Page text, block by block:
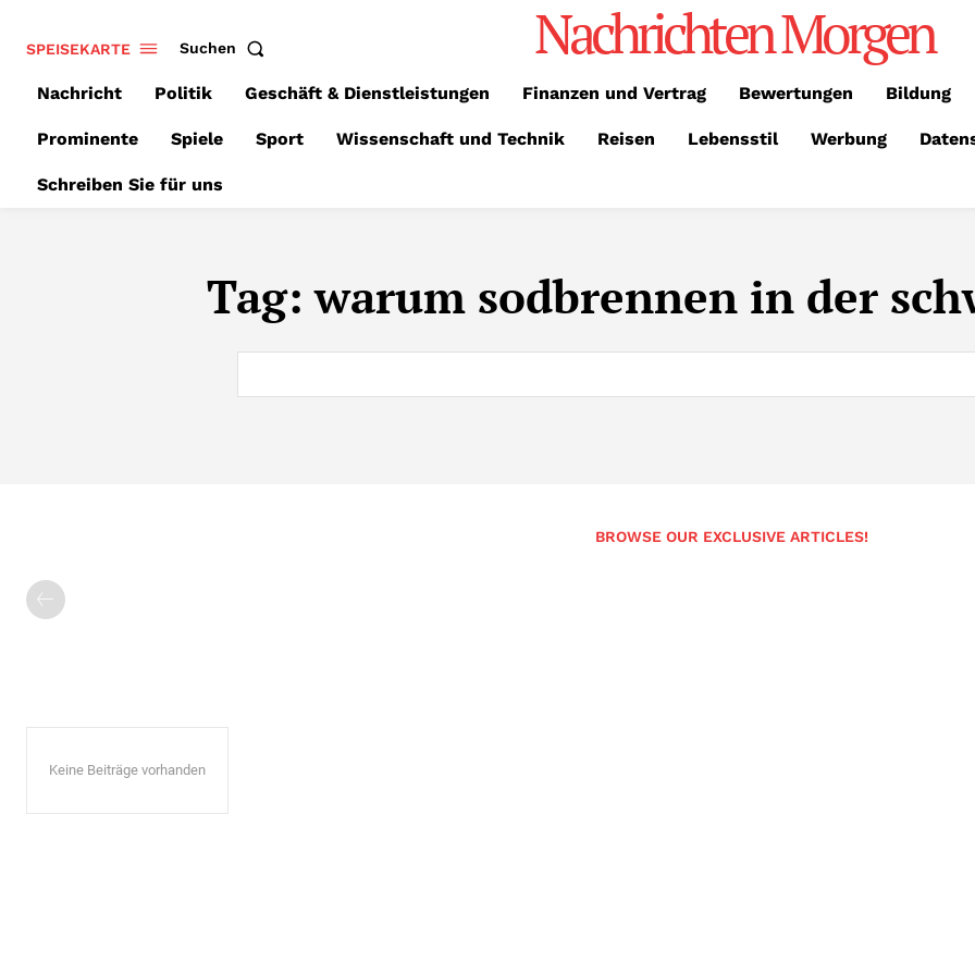
SPEISEKARTE Suchen Nachrichten Morgen
Nachricht Politik Geschäft & Dienstleistungen Finanzen und Vertrag Bewertungen Bildung
Prominente Spiele Sport Wissenschaft und Technik Reisen Lebensstil Werbung
Schreiben Sie für uns
Tag:warum sodbrennen in der
BROWSE OUR EXCLUSIVE ARTICLES!
Keine Beiträge vorhanden